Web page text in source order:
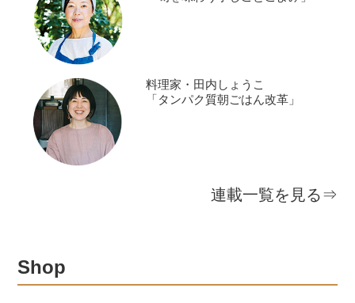
料理家・田内しょうこ
「タンパク質朝ごはん改革」
連載一覧を見る⇒
Shop